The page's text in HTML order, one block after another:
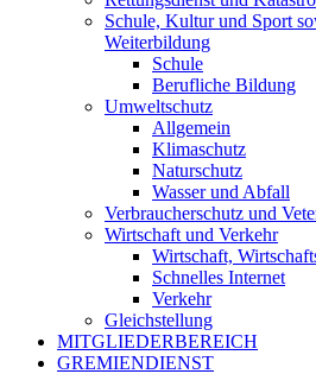
Schule, Kultur und Sport
Weiterbildung
Schule
Berufliche Bildung
Umweltschutz
Allgemein
Klimaschutz
Naturschutz
Wasser und Abfall
Verbraucherschutz und
Wirtschaft und Verkehr
Wirtschaft,
Schnelles Internet
Verkehr
Gleichstellung
MITGLIEDERBEREICH
GREMIENDIENST